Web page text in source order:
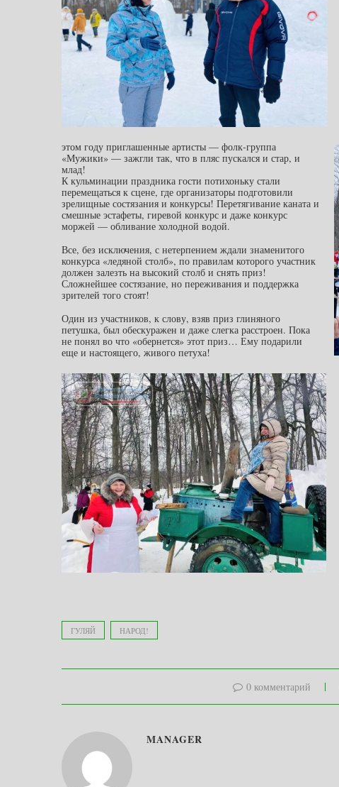
этом году приглашенные артисты — фолк-группа
«Мужики» — зажгли так, что в пляс пускался и стар, и
млад!
К кульминации праздника гости потихоньку стали
перемещаться к сцене, где организаторы подготовили
зрелищные состязания и конкурсы! Перетягивание каната и
смешные эстафеты, гиревой конкурс и даже конкурс
моржей — обливание холодной водой.
Все, без исключения, с нетерпением ждали знаменитого
конкурса «ледяной столб», по правилам которого участник
должен залезть на высокий столб и снять приз!
Сложнейшее состязание, но переживания и поддержка
зрителей того стоят!
Один из участников, к слову, взяв приз глиняного
петушка, был обескуражен и даже слегка расстроен. Пока
не понял во что «обернется» этот приз… Ему подарили
еще и настоящего, живого петуха!
ГУЛЯЙ НАРОД!
0 комментарий
MANAGER